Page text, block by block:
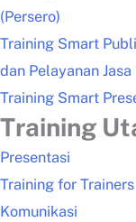
(Persero)
Training Smart
dan Pelayanan
Training Smart
Training
Presentasi
Training for Trainers
Komunikasi